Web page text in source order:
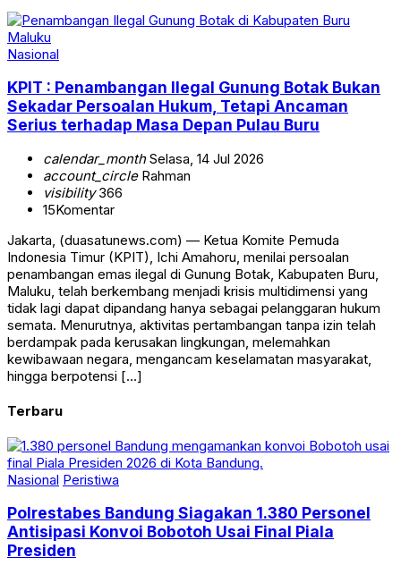
Nasional
KPIT : Penambangan Ilegal Gunung Botak Bukan
Sekadar Persoalan Hukum, Tetapi Ancaman
Serius terhadap Masa Depan Pulau Buru
calendar_monthSelasa, 14 Jul 2026
account_circleRahman
visibility366
15Komentar
Jakarta, (duasatunews.com) — Ketua Komite Pemuda
Indonesia Timur (KPIT), Ichi Amahoru, menilai persoalan
penambangan emas ilegal di Gunung Botak, Kabupaten Buru,
Maluku, telah berkembang menjadi krisis multidimensi yang
tidak lagi dapat dipandang hanya sebagai pelanggaran hukum
semata. Menurutnya, aktivitas pertambangan tanpa izin telah
berdampak pada kerusakan lingkungan, melemahkan
kewibawaan negara, mengancam keselamatan masyarakat,
hingga berpotensi […]
Terbaru
Nasional Peristiwa
Polrestabes Bandung Siagakan 1.380 Personel
Antisipasi Konvoi Bobotoh Usai Final Piala
Presiden